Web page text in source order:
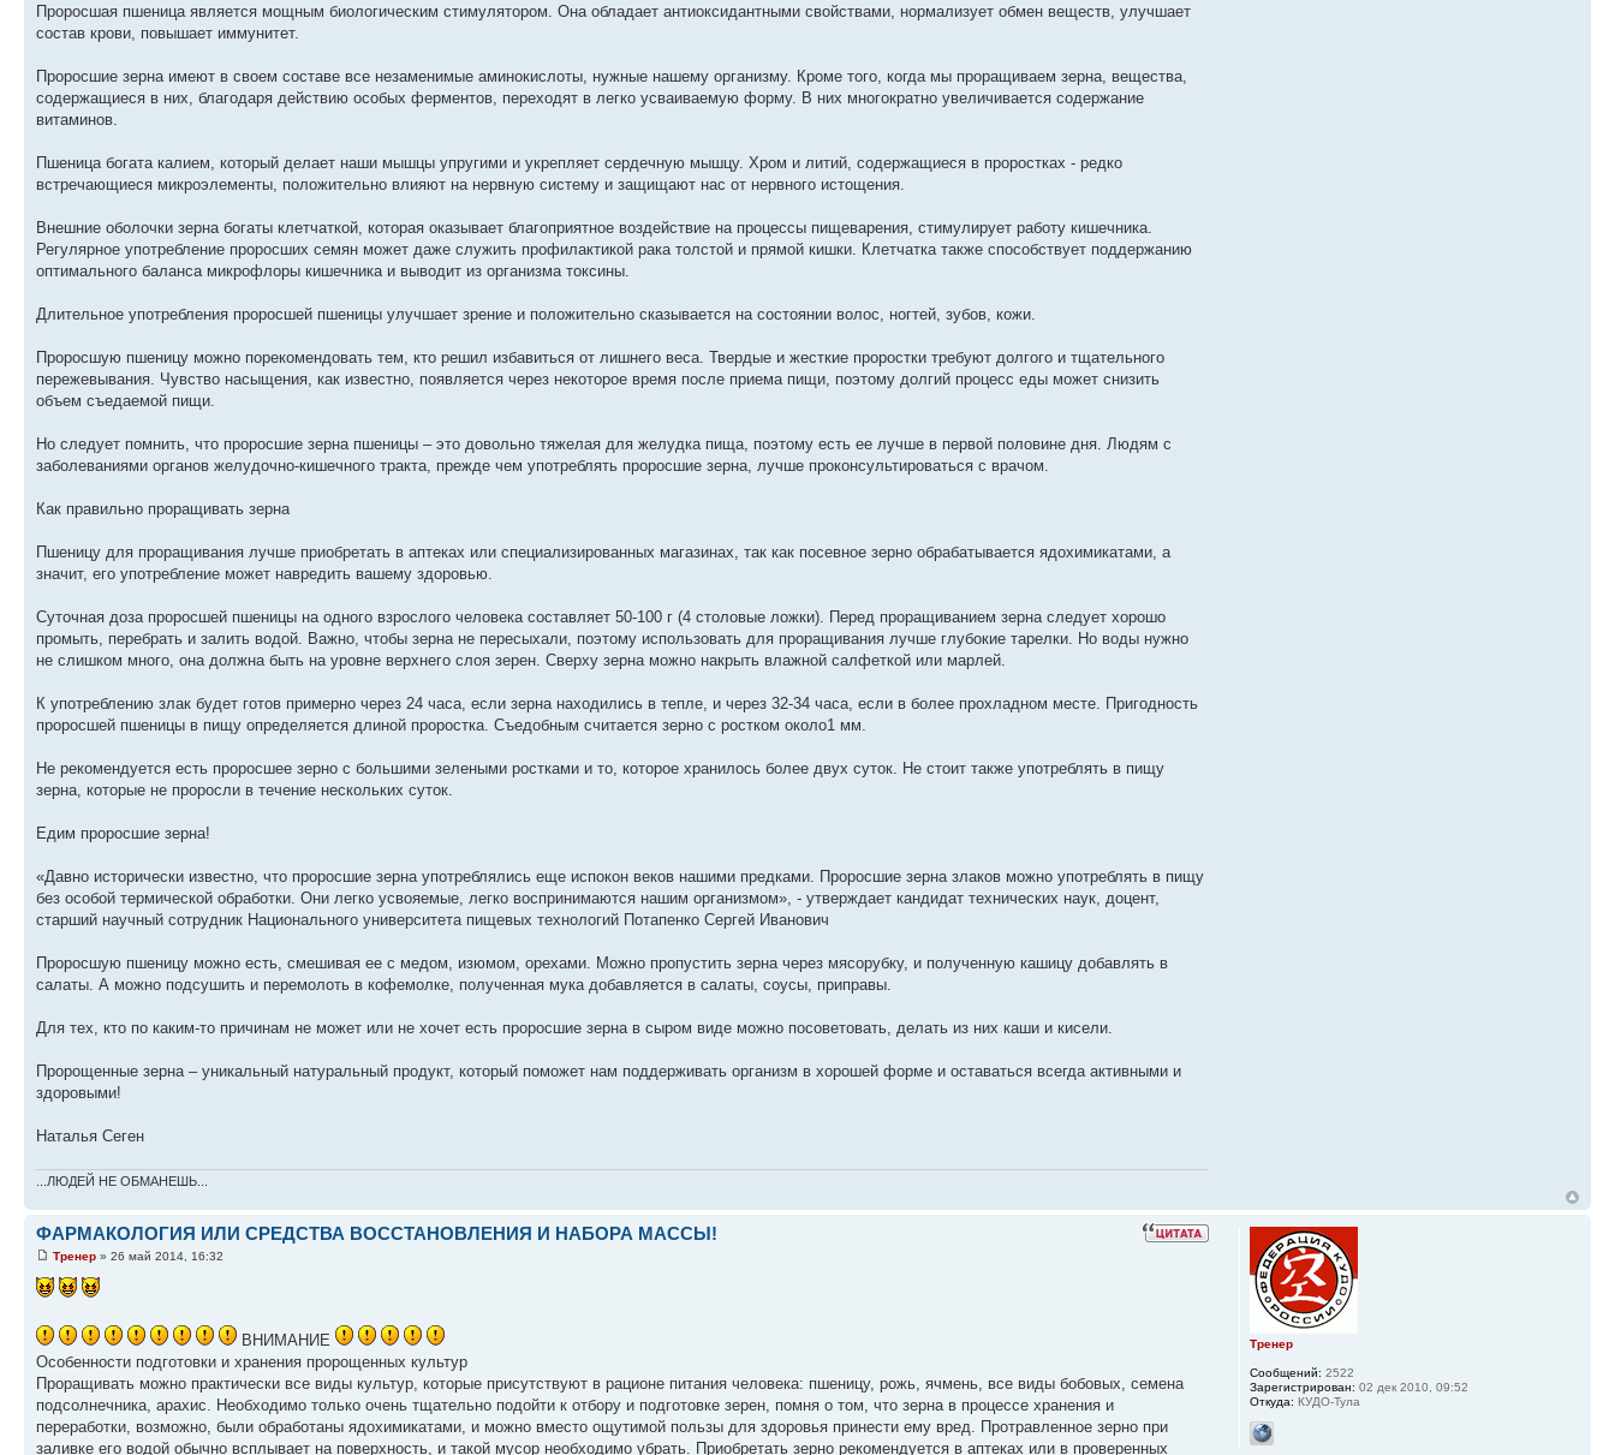
Проросшая пшеница является мощным биологическим стимулятором. Она обладает антиоксидантными свойствами, нормализует обмен веществ, улучшает
состав крови, повышает иммунитет.
Проросшие зерна имеют в своем составе все незаменимые аминокислоты, нужные нашему организму. Кроме того, когда мы проращиваем зерна, вещества,
содержащиеся в них, благодаря действию особых ферментов, переходят в легко усваиваемую форму. В них многократно увеличивается содержание
витаминов.
Пшеница богата калием, который делает наши мышцы упругими и укрепляет сердечную мышцу. Хром и литий, содержащиеся в проростках - редко
встречающиеся микроэлементы, положительно влияют на нервную систему и защищают нас от нервного истощения.
Внешние оболочки зерна богаты клетчаткой, которая оказывает благоприятное воздействие на процессы пищеварения, стимулирует работу кишечника.
Регулярное употребление проросших семян может даже служить профилактикой рака толстой и прямой кишки. Клетчатка также способствует поддержанию
оптимального баланса микрофлоры кишечника и выводит из организма токсины.
Длительное употребления проросшей пшеницы улучшает зрение и положительно сказывается на состоянии волос, ногтей, зубов, кожи.
Проросшую пшеницу можно порекомендовать тем, кто решил избавиться от лишнего веса. Твердые и жесткие проростки требуют долгого и тщательного
пережевывания. Чувство насыщения, как известно, появляется через некоторое время после приема пищи, поэтому долгий процесс еды может снизить
объем съедаемой пищи.
Но следует помнить, что проросшие зерна пшеницы – это довольно тяжелая для желудка пища, поэтому есть ее лучше в первой половине дня. Людям с
заболеваниями органов желудочно-кишечного тракта, прежде чем употреблять проросшие зерна, лучше проконсультироваться с врачом.
Как правильно проращивать зерна
Пшеницу для проращивания лучше приобретать в аптеках или специализированных магазинах, так как посевное зерно обрабатывается ядохимикатами, а
значит, его употребление может навредить вашему здоровью.
Суточная доза проросшей пшеницы на одного взрослого человека составляет 50-100 г (4 столовые ложки). Перед проращиванием зерна следует хорошо
промыть, перебрать и залить водой. Важно, чтобы зерна не пересыхали, поэтому использовать для проращивания лучше глубокие тарелки. Но воды нужно
не слишком много, она должна быть на уровне верхнего слоя зерен. Сверху зерна можно накрыть влажной салфеткой или марлей.
К употреблению злак будет готов примерно через 24 часа, если зерна находились в тепле, и через 32-34 часа, если в более прохладном месте. Пригодность
проросшей пшеницы в пищу определяется длиной проростка. Съедобным считается зерно с ростком около1 мм.
Не рекомендуется есть проросшее зерно с большими зелеными ростками и то, которое хранилось более двух суток. Не стоит также употреблять в пищу
зерна, которые не проросли в течение нескольких суток.
Едим проросшие зерна!
«Давно исторически известно, что проросшие зерна употреблялись еще испокон веков нашими предками. Проросшие зерна злаков можно употреблять в пищу
без особой термической обработки. Они легко усвояемые, легко воспринимаются нашим организмом», - утверждает кандидат технических наук, доцент,
старший научный сотрудник Национального университета пищевых технологий Потапенко Сергей Иванович
Проросшую пшеницу можно есть, смешивая ее с медом, изюмом, орехами. Можно пропустить зерна через мясорубку, и полученную кашицу добавлять в
салаты. А можно подсушить и перемолоть в кофемолке, полученная мука добавляется в салаты, соусы, приправы.
Для тех, кто по каким-то причинам не может или не хочет есть проросшие зерна в сыром виде можно посоветовать, делать из них каши и кисели.
Пророщенные зерна – уникальный натуральный продукт, который поможет нам поддерживать организм в хорошей форме и оставаться всегда активными и
здоровыми!
Наталья Сеген
...ЛЮДЕЙ НЕ ОБМАНЕШЬ...
ФАРМАКОЛОГИЯ ИЛИ СРЕДСТВА ВОССТАНОВЛЕНИЯ И НАБОРА МАССЫ!
Тренер » 26 май 2014, 16:32
ВНИМАНИЕ
Особенности подготовки и хранения пророщенных культур
Проращивать можно практически все виды культур, которые присутствуют в рационе питания человека: пшеницу, рожь, ячмень, все виды бобовых, семена
подсолнечника, арахис. Необходимо только очень тщательно подойти к отбору и подготовке зерен, помня о том, что зерна в процессе хранения и
переработки, возможно, были обработаны ядохимикатами, и можно вместо ощутимой пользы для здоровья принести ему вред. Протравленное зерно при
заливке его водой обычно всплывает на поверхность, и такой мусор необходимо убрать. Приобретать зерно рекомендуется в аптеках или в проверенных
Тренер
Сообщений: 2522
Зарегистрирован: 02 дек 2010, 09:52
Откуда: КУДО-Тула